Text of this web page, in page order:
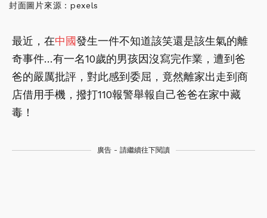
封面圖片來源：pexels
最近，在中國發生一件不知道該笑還是該生氣的離
奇事件…有一名10歲的男孩因沒寫完作業，遭到爸
爸的嚴厲批評，對此感到委屈，竟然離家出走到商
店借用手機，撥打110報警舉報自己爸爸在家中藏
毒！
廣告 - 請繼續往下閱讀